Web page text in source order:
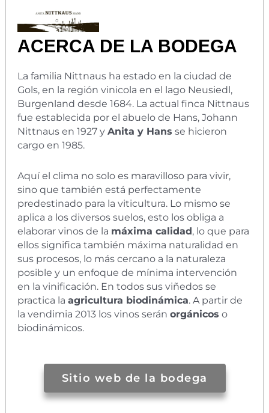
ACERCA DE LA BODEGA
La familia Nittnaus ha estado en la ciudad de
Gols, en la región vinicola en el lago Neusiedl,
Burgenland desde 1684. La actual finca Nittnaus
fue establecida por el abuelo de Hans, Johann
Nittnaus en 1927 y Anita y Hans se hicieron
cargo en 1985.
Aquí el clima no solo es maravilloso para vivir,
sino que también está perfectamente
predestinado para la viticultura. Lo mismo se
aplica a los diversos suelos, esto los obliga a
elaborar vinos de la máxima calidad , lo que para
ellos significa también máxima naturalidad en
sus procesos, lo más cercano a la naturaleza
posible y un enfoque de mínima intervención
en la vinificación. En todos sus viñedos se
practica la agricultura biodinámica. A partir de
la vendimia 2013 los vinos serán orgánicos o
biodinámicos.
Sitio web de la bodega